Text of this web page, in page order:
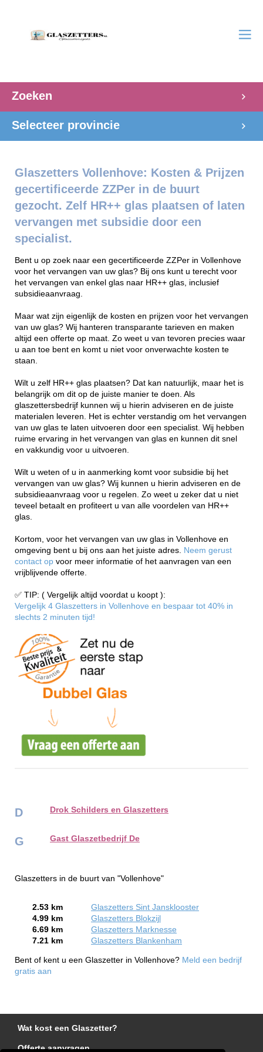
Zoeken
Selecteer provincie
Glaszetters Vollenhove: Kosten & Prijzen
gecertificeerde ZZPer in de buurt
gezocht. Zelf HR++ glas plaatsen of laten
vervangen met subsidie door een
specialist.
Bent u op zoek naar een gecertificeerde ZZPer in Vollenhove
voor het vervangen van uw glas? Bij ons kunt u terecht voor
het vervangen van enkel glas naar HR++ glas, inclusief
subsidieaanvraag.
Maar wat zijn eigenlijk de kosten en prijzen voor het vervangen
van uw glas? Wij hanteren transparante tarieven en maken
altijd een offerte op maat. Zo weet u van tevoren precies waar
u aan toe bent en komt u niet voor onverwachte kosten te
staan.
Wilt u zelf HR++ glas plaatsen? Dat kan natuurlijk, maar het is
belangrijk om dit op de juiste manier te doen. Als
glaszettersbedrijf kunnen wij u hierin adviseren en de juiste
materialen leveren. Het is echter verstandig om het vervangen
van uw glas te laten uitvoeren door een specialist. Wij hebben
ruime ervaring in het vervangen van glas en kunnen dit snel
en vakkundig voor u uitvoeren.
Wilt u weten of u in aanmerking komt voor subsidie bij het
vervangen van uw glas? Wij kunnen u hierin adviseren en de
subsidieaanvraag voor u regelen. Zo weet u zeker dat u niet
teveel betaalt en profiteert u van alle voordelen van HR++
glas.
Kortom, voor het vervangen van uw glas in Vollenhove en
omgeving bent u bij ons aan het juiste adres. Neem gerust
contact op voor meer informatie of het aanvragen van een
vrijblijvende offerte.
✅ TIP: ( Vergelijk altijd voordat u koopt ):
Vergelijk 4 Glaszetters in Vollenhove en bespaar tot 40% in
slechts 2 minuten tijd!
D Drok Schilders en Glaszetters
G Gast Glaszetbedrijf De
Glaszetters in de buurt van "Vollenhove"
2.53 km
Glaszetters Sint Jansklooster
4.99 km
Glaszetters Blokzijl
6.69 km
Glaszetters Marknesse
7.21 km
Glaszetters Blankenham
Bent of kent u een Glaszetter in Vollenhove? Meld een bedrijf
gratis aan
Wat kost een Glaszetter?
Offerte aanvragen